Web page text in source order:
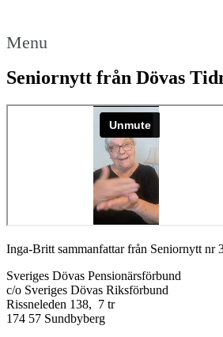
Menu
Seniornytt från Dövas
Inga-Britt sammanfattar från Seniornytt nr
Sveriges Dövas Pensionärsförbund
c/o Sveriges Dövas Riksförbund
Rissneleden 138, 7 tr
174 57 Sundbyberg